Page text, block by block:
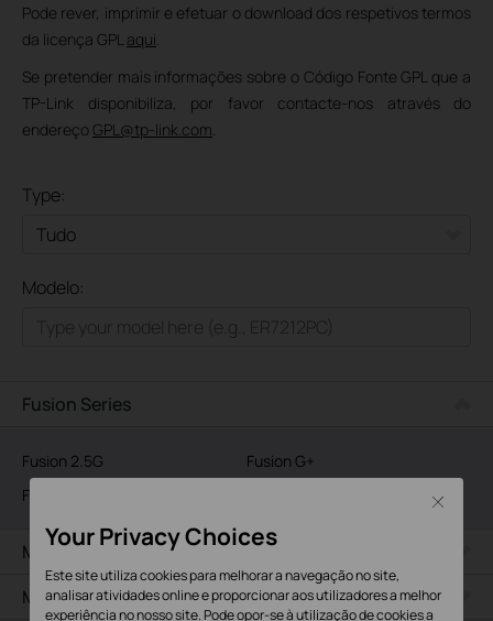
Pode rever, imprimir e efetuar o download dos respetivos termos
da licença GPLaqui.
Se pretender mais informações sobre o Código Fonte GPL que a
TP-Link disponibiliza, por favor contacte-nos através do
endereçoGPL@tp-link.com.
Type:
Tudo
Outros Produtos
Modelo:
Fusion Series
Fusion 2.5G
Fusion G+
Fusion 2.5G PoE
Montagem no Teto
Montagem de Parede
Your Privacy Choices
Este site utiliza cookies para melhorar a navegação no site,
analisar atividades online e proporcionar aos utilizadores a melhor
experiência no nosso site. Pode opor-se à utilização de cookies a
Close